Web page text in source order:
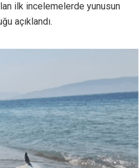
ilk incelemelerde yunusun
açıklandı.